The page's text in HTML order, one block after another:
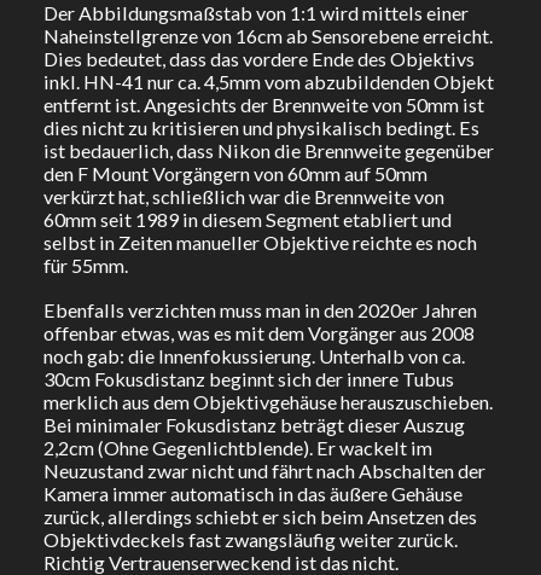
Der Abbildungsmaßstab von 1:1 wird mittels einer
Naheinstellgrenze von 16cm ab Sensorebene erreicht.
Dies bedeutet, dass das vordere Ende des Objektivs
inkl. HN-41 nur ca. 4,5mm vom abzubildenden Objekt
entfernt ist. Angesichts der Brennweite von 50mm ist
dies nicht zu kritisieren und physikalisch bedingt. Es
ist bedauerlich, dass Nikon die Brennweite gegenüber
den F Mount Vorgängern von 60mm auf 50mm
verkürzt hat, schließlich war die Brennweite von
60mm seit 1989 in diesem Segment etabliert und
selbst in Zeiten manueller Objektive reichte es noch
für 55mm.
Ebenfalls verzichten muss man in den 2020er Jahren
offenbar etwas, was es mit dem Vorgänger aus 2008
noch gab: die Innenfokussierung. Unterhalb von ca.
30cm Fokusdistanz beginnt sich der innere Tubus
merklich aus dem Objektivgehäuse herauszuschieben.
Bei minimaler Fokusdistanz beträgt dieser Auszug
2,2cm (Ohne Gegenlichtblende). Er wackelt im
Neuzustand zwar nicht und fährt nach Abschalten der
Kamera immer automatisch in das äußere Gehäuse
zurück, allerdings schiebt er sich beim Ansetzen des
Objektivdeckels fast zwangsläufig weiter zurück.
Richtig Vertrauenserweckend ist das nicht.